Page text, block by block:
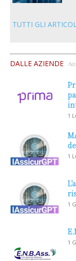
TUTTI GLI
DALLE AZIENDE
1
1
1
1